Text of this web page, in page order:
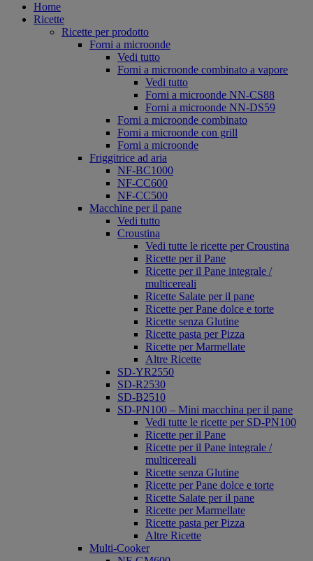
Home
Ricette
Ricette per prodotto
Forni a microonde
Vedi tutto
Forni a microonde combinato a vapore
Vedi tutto
Forni a microonde NN-CS88
Forni a microonde NN-DS59
Forni a microonde combinato
Forni a microonde con grill
Forni a microonde
Friggitrice ad aria
NF-BC1000
NF-CC600
NF-CC500
Macchine per il pane
Vedi tutto
Croustina
Vedi tutte le ricette per Croustina
Ricette per il Pane
Ricette per il Pane integrale /
multicereali
Ricette Salate per il pane
Ricette per Pane dolce e torte
Ricette senza Glutine
Ricette pasta per Pizza
Ricette per Marmellate
Altre Ricette
SD-YR2550
SD-R2530
SD-B2510
SD-PN100 – Mini macchina per il pane
Vedi tutte le ricette per SD-PN100
Ricette per il Pane
Ricette per il Pane integrale /
multicereali
Ricette senza Glutine
Ricette per Pane dolce e torte
Ricette Salate per il pane
Ricette per Marmellate
Ricette pasta per Pizza
Altre Ricette
Multi-Cooker